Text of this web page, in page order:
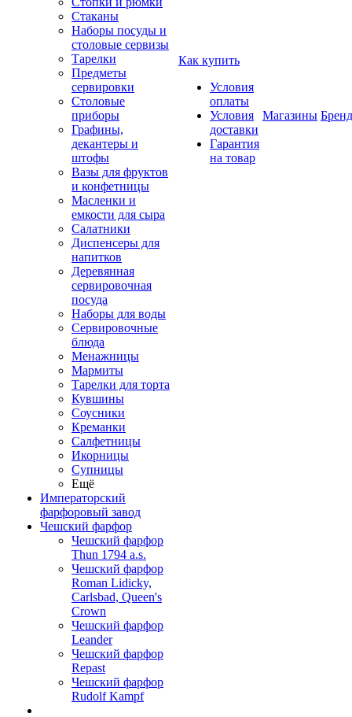
Стаканы
Наборы посуды и
столовые сервизы
Тарелки
Предметы
сервировки
Столовые
приборы
Графины,
декантеры и
штофы
Вазы для фруктов
и конфетницы
Масленки и
емкости для сыра
Салатники
Диспенсеры для
напитков
Деревянная
сервировочная
посуда
Наборы для воды
Сервировочные
блюда
Менажницы
Мармиты
Тарелки для торта
Кувшины
Соусники
Креманки
Салфетницы
Икорницы
Супницы
Ещё
Императорский
фарфоровый завод
Чешский фарфор
Чешский фарфор
Thun 1794 a.s.
Чешский фарфор
Roman Lidicky,
Carlsbad, Queen's
Crown
Чешский фарфор
Leander
Чешский фарфор
Repast
Чешский фарфор
Rudolf Kampf
Как купить
Условия
оплаты
Условия
доставки
Гарантия
на товар
Магазины